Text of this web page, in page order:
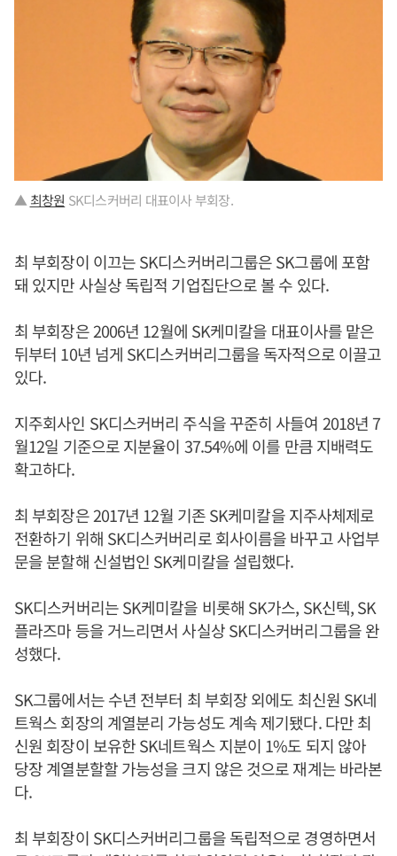
▲최창원 SK디스커버리 대표이사 부회장.
최 부회장이 이끄는 SK디스커버리그룹은 SK그룹에 포함
돼 있지만 사실상 독립적 기업집단으로 볼 수 있다.
최 부회장은 2006년 12월에 SK케미칼을 대표이사를 맡은
뒤부터 10년 넘게 SK디스커버리그룹을 독자적으로 이끌고
있다.
지주회사인 SK디스커버리 주식을 꾸준히 사들여 2018년 7
월12일 기준으로 지분율이 37.54%에 이를 만큼 지배력도
확고하다.
최 부회장은 2017년 12월 기존 SK케미칼을 지주사체제로
전환하기 위해 SK디스커버리로 회사이름을 바꾸고 사업부
문을 분할해 신설법인 SK케미칼을 설립했다.
SK디스커버리는 SK케미칼을 비롯해 SK가스, SK신텍, SK
플라즈마 등을 거느리면서 사실상 SK디스커버리그룹을 완
성했다.
SK그룹에서는 수년 전부터 최 부회장 외에도 최신원 SK네
트웍스 회장의 계열분리 가능성도 계속 제기됐다. 다만 최
신원 회장이 보유한 SK네트웍스 지분이 1%도 되지 않아
당장 계열분할할 가능성을 크지 않은 것으로 재계는 바라본
다.
최 부회장이 SK디스커버리그룹을 독립적으로 경영하면서